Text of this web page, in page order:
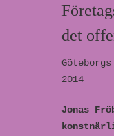
det
2014
Jonas